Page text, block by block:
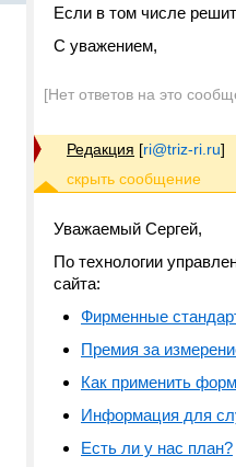
Если в том числе
С уважением,
[Нет ответов на это
Редакция [ri@triz-ri.ru]
Уважаемый Сергей,
По технологии
сайта:
Фирменные
Премия за
Как применить
Информация для
Есть ли у нас план?